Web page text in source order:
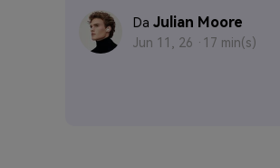
Da Julian Moore
Jun 11, 26 · 17 min(s)